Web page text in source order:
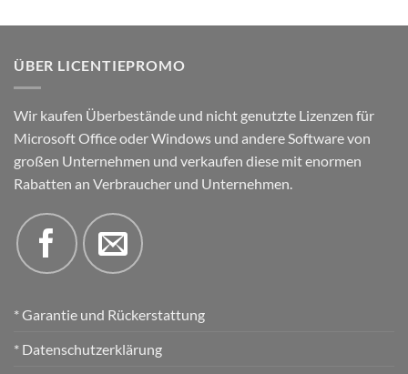
ÜBER LICENTIEPROMO
Wir kaufen Überbestände und nicht genutzte Lizenzen für
Microsoft Office oder Windows und andere Software von
großen Unternehmen und verkaufen diese mit enormen
Rabatten an Verbraucher und Unternehmen.
* Garantie und Rückerstattung
* Datenschutzerklärung